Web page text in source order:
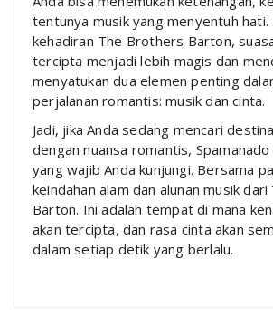
tentunya musik yang menyentuh hati.
kehadiran The Brothers Barton,
tercipta menjadi lebih magis dan
menyatukan dua elemen penting
perjalanan romantis: musik dan cinta.
Jadi, jika Anda sedang mencari
dengan nuansa romantis,
yang wajib Anda kunjungi. Bersama
keindahan alam dan alunan musik
Barton. Ini adalah tempat di mana
akan tercipta, dan rasa cinta akan
dalam setiap detik yang berlalu.